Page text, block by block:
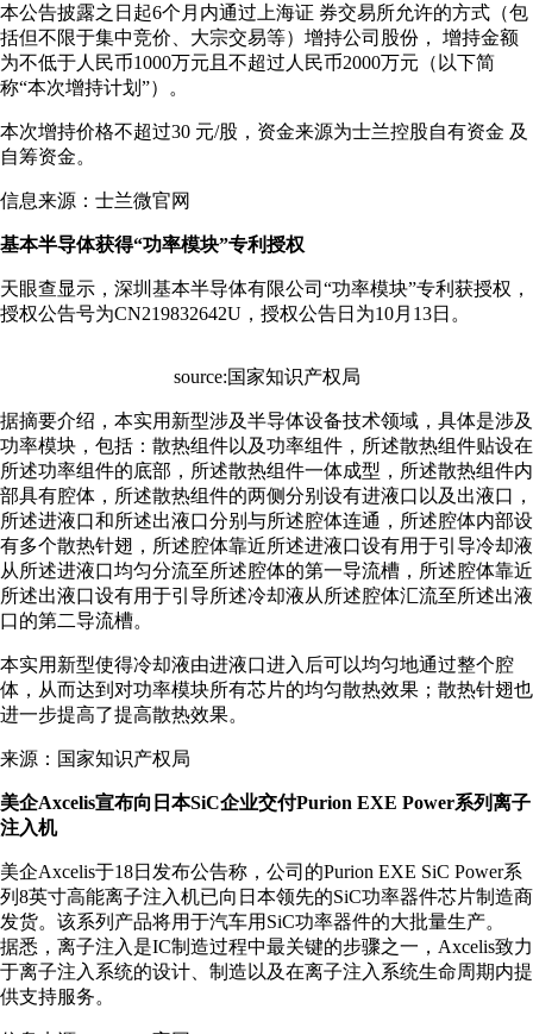
本公告披露之日起6个月内通过上海证 券交易所允许的方式（包
括但不限于集中竞价、大宗交易等）增持公司股份， 增持金额
为不低于人民币1000万元且不超过人民币2000万元（以下简
称“本次增持计划”）。
本次增持价格不超过30 元/股，资金来源为士兰控股自有资金 及
自筹资金。
信息来源：士兰微官网
基本半导体获得“功率模块”专利授权
天眼查显示，深圳基本半导体有限公司“功率模块”专利获授权，
授权公告号为CN219832642U，授权公告日为10月13日。
source:国家知识产权局
据摘要介绍，本实用新型涉及半导体设备技术领域，具体是涉及
功率模块，包括：散热组件以及功率组件，所述散热组件贴设在
所述功率组件的底部，所述散热组件一体成型，所述散热组件内
部具有腔体，所述散热组件的两侧分别设有进液口以及出液口，
所述进液口和所述出液口分别与所述腔体连通，所述腔体内部设
有多个散热针翅，所述腔体靠近所述进液口设有用于引导冷却液
从所述进液口均匀分流至所述腔体的第一导流槽，所述腔体靠近
所述出液口设有用于引导所述冷却液从所述腔体汇流至所述出液
口的第二导流槽。
本实用新型使得冷却液由进液口进入后可以均匀地通过整个腔
体，从而达到对功率模块所有芯片的均匀散热效果；散热针翅也
进一步提高了提高散热效果。
来源：国家知识产权局
美企Axcelis宣布向日本SiC企业交付Purion EXE Power系列离子
注入机
美企Axcelis于18日发布公告称，公司的Purion EXE SiC Power系
列8英寸高能离子注入机已向日本领先的SiC功率器件芯片制造商
发货。该系列产品将用于汽车用SiC功率器件的大批量生产。
据悉，离子注入是IC制造过程中最关键的步骤之一，Axcelis致力
于离子注入系统的设计、制造以及在离子注入系统生命周期内提
供支持服务。